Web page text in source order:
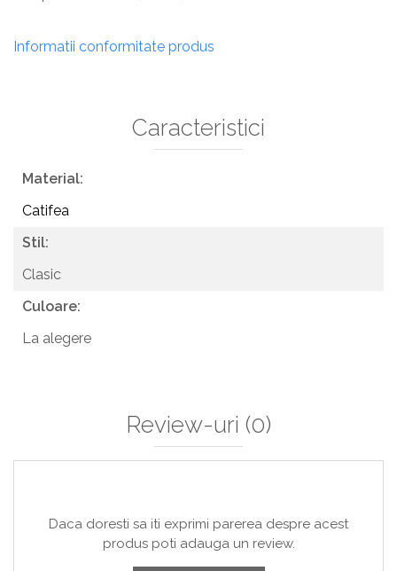
Informatii conformitate produs
Caracteristici
Material:
Catifea
Stil:
Clasic
Culoare:
La alegere
Review-uri (0)
Daca doresti sa iti exprimi parerea despre acest
produs poti adauga un review.